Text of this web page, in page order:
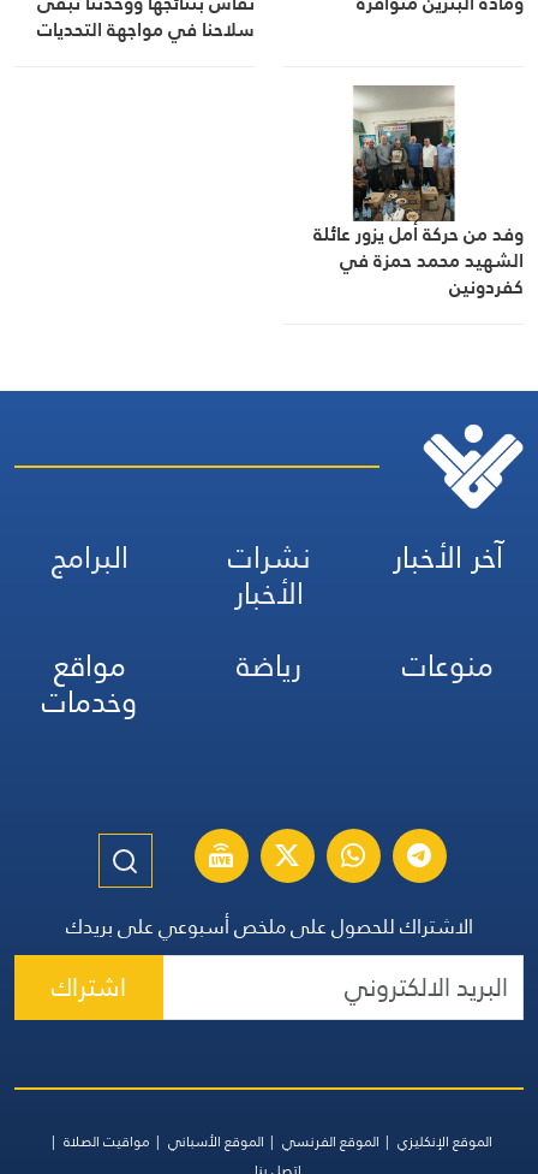
سلاحنا في مواجهة التحديات
وفد من حركة أمل يزور عائلة
الشهيد محمد حمزة في
كفردونين
آخر الأخبار نشرات
الأخبار
البرامج
منوعات
رياضة مواقع
وخدمات
الاشتراك للحصول على ملخص أسبوعي على بريدك
اشتراك
الموقع الإنكليزي الموقع الفرنسي الموقع الأسباني
مواقيت الصلاة